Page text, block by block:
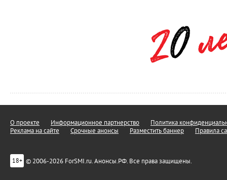
О проекте Информационное партнерство
Политика
Реклама на сайте
Срочные анонсы Разместить баннер Правила
18+ © 2006-2026 ForSMI.ru. Анонсы.РФ. Все права защищены.